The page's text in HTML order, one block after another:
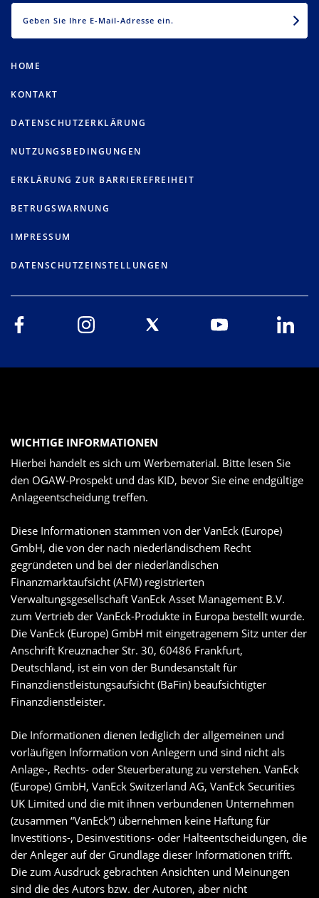
HOME
KONTAKT
DATENSCHUTZERKLÄRUNG
NUTZUNGSBEDINGUNGEN
ERKLÄRUNG ZUR BARRIEREFREIHEIT
BETRUGSWARNUNG
IMPRESSUM
DATENSCHUTZEINSTELLUNGEN
WICHTIGE INFORMATIONEN
Hierbei handelt es sich um Werbematerial. Bitte lesen Sie
den OGAW-Prospekt und das KID, bevor Sie eine endgültige
Anlageentscheidung treffen.
Diese Informationen stammen von der VanEck (Europe)
GmbH, die von der nach niederländischem Recht
gegründeten und bei der niederländischen
Finanzmarktaufsicht (AFM) registrierten
Verwaltungsgesellschaft VanEck Asset Management B.V.
zum Vertrieb der VanEck-Produkte in Europa bestellt wurde.
Die VanEck (Europe) GmbH mit eingetragenem Sitz unter der
Anschrift Kreuznacher Str. 30, 60486 Frankfurt,
Deutschland, ist ein von der Bundesanstalt für
Finanzdienstleistungsaufsicht (BaFin) beaufsichtigter
Finanzdienstleister.
Die Informationen dienen lediglich der allgemeinen und
vorläufigen Information von Anlegern und sind nicht als
Anlage-, Rechts- oder Steuerberatung zu verstehen. VanEck
(Europe) GmbH, VanEck Switzerland AG, VanEck Securities
UK Limited und die mit ihnen verbundenen Unternehmen
(zusammen “VanEck”) übernehmen keine Haftung für
Investitions-, Desinvestitions- oder Halteentscheidungen, die
der Anleger auf der Grundlage dieser Informationen trifft.
Die zum Ausdruck gebrachten Ansichten und Meinungen
sind die des Autors bzw. der Autoren, aber nicht